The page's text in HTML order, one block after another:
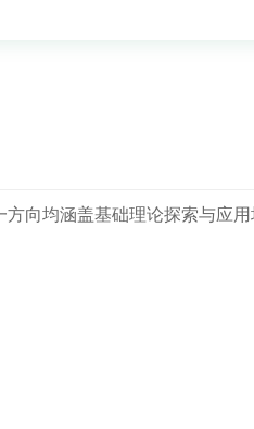
向均涵盖基础理论探索与应